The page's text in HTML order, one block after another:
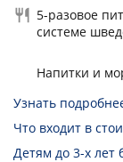
5-разовое
системе
Напитки и
Узнать
Что входит в
Детям до 3-х лет